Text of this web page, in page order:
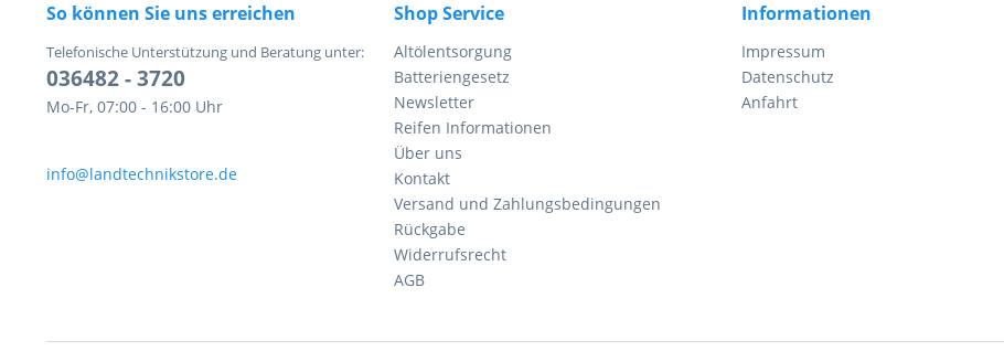
So können Sie uns erreichen
Telefonische Unterstützung und Beratung unter:
036482 - 3720
Mo-Fr, 07:00 - 16:00 Uhr
info@landtechnikstore.de
Shop Service
Altölentsorgung
Batteriengesetz
Newsletter
Reifen Informationen
Über uns
Kontakt
Versand und Zahlungsbedingungen
Rückgabe
Widerrufsrecht
AGB
Informationen
Impressum
Datenschutz
Anfahrt